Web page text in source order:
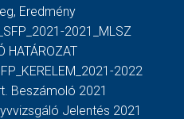
Eredmény
2021_MLSZ
HATÁROZAT
2022
Beszámoló 2021
Jelentés 2021